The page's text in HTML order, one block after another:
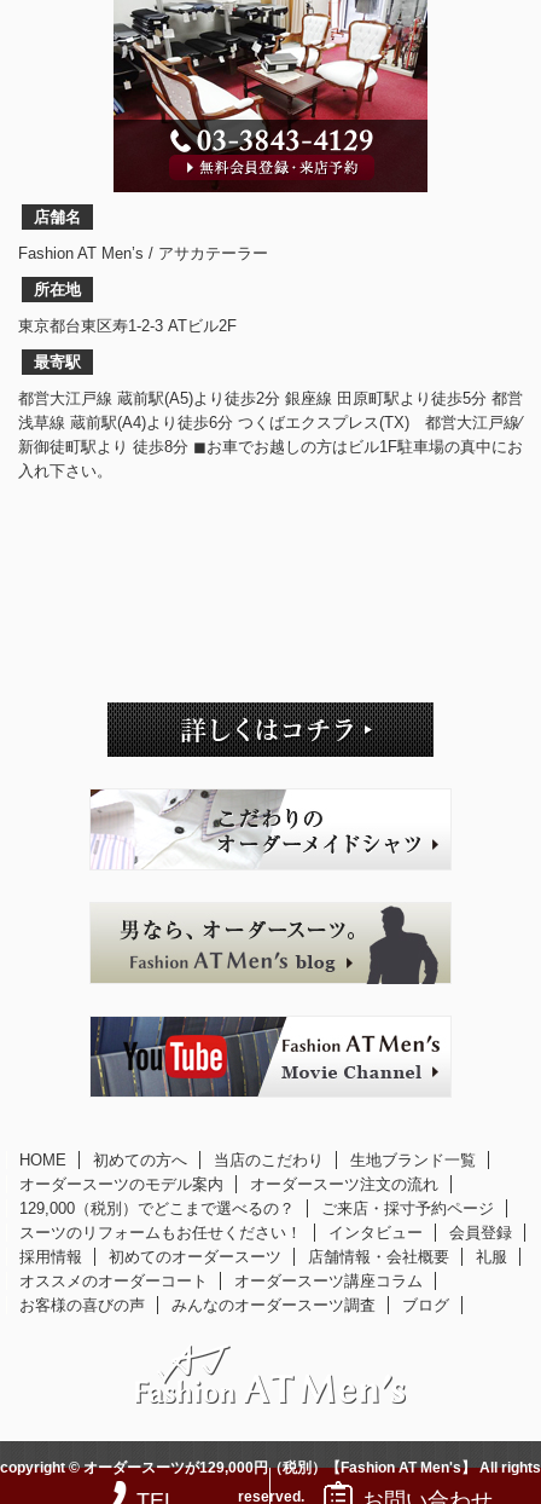
店舗名
Fashion AT Men’s / アサカテーラー
所在地
東京都台東区寿1-2-3 ATビル2F
最寄駅
都営大江戸線 蔵前駅(A5)より徒歩2分 銀座線 田原町駅より徒歩5分 都営
浅草線 蔵前駅(A4)より徒歩6分 つくばエクスプレス(TX) 都営大江戸線⁄
新御徒町駅より 徒歩8分 ◼︎お車でお越しの方はビル1F駐車場の真中にお
入れ下さい。
HOME 初めての方へ 当店のこだわり
生地ブランド一覧
オーダースーツのモデル案内
オーダースーツ注文の流れ
129,000（税別）でどこまで選べるの？
ご来店・採寸予約ページ
スーツのリフォームもお任せください！
インタビュー
会員登録
採用情報
初めてのオーダースーツ 店舗情報・会社概要
礼服
オススメのオーダーコート
オーダースーツ講座コラム
お客様の喜びの声
みんなのオーダースーツ調査 ブログ
copyright © オーダースーツが129,000円（税別）【Fashion AT Men's】 All rights
reserved.